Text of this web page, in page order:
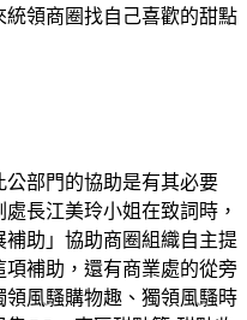
領商圈找自己喜歡的甜點
部門的協助是有其必要
長江美玲小姐在致詞時，
助」協助商圈組織自主提
補助，還有商業處的從旁
風騷購物趣、獨領風騷時